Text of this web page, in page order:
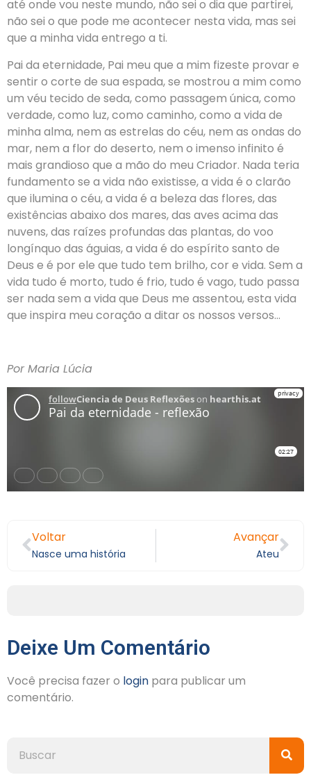
até onde vou neste mundo, não sei o dia que partirei,
não sei o que pode me acontecer nesta vida, mas sei
que a minha vida entrego a ti.
Pai da eternidade, Pai meu que a mim fizeste provar e
sentir o corte de sua espada, se mostrou a mim como
um véu tecido de seda, como passagem única, como
verdade, como luz, como caminho, como a vida de
minha alma, nem as estrelas do céu, nem as ondas do
mar, nem a flor do deserto, nem o imenso infinito é
mais grandioso que a mão do meu Criador. Nada teria
fundamento se a vida não existisse, a vida é o clarão
que ilumina o céu, a vida é a beleza das flores, das
existências abaixo dos mares, das aves acima das
nuvens, das raízes profundas das plantas, do voo
longínquo das águias, a vida é do espírito santo de
Deus e é por ele que tudo tem brilho, cor e vida. Sem a
vida tudo é morto, tudo é frio, tudo é vago, tudo passa
ser nada sem a vida que Deus me assentou, esta vida
que inspira meu coração a ditar os nossos versos…
Por Maria Lúcia
Voltar
Nasce uma história
Avançar
Ateu
Deixe Um Comentário
Você precisa fazer o login para publicar um
comentário.